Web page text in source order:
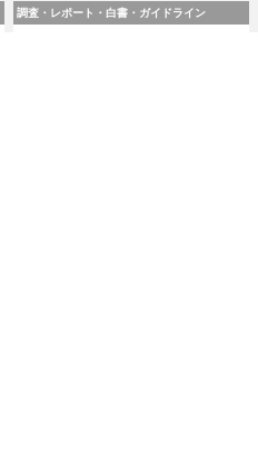
調査・レポート・白書・ガイドライン